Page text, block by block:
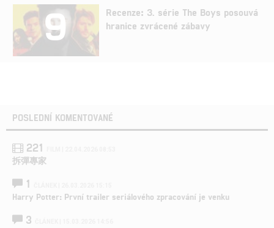
9
Recenze: 3. série The Boys posouvá
hranice zvrácené zábavy
POSLEDNÍ KOMENTOVANÉ
221
拆彈專家
1
Harry Potter: První trailer seriálového zpracování je venku
3